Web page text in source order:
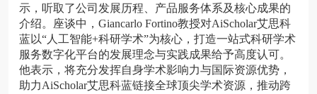
示，听取了公司发展历程、产品服务体系及核心成果的
介绍。座谈中，Giancarlo Fortino教授对AiScholar艾思科
蓝以“人工智能+科研学术”为核心，打造一站式科研学术
服务数字化平台的发展理念与实践成果给予高度认可。
他表示，将充分发挥自身学术影响力与国际资源优势，
助力AiScholar艾思科蓝链接全球顶尖学术资源，推动跨